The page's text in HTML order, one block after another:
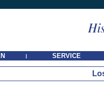
| SERVICE